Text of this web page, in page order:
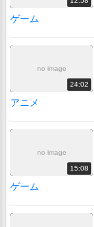
ゲーム
no image
24:02
アニメ
no image
15:08
ゲーム